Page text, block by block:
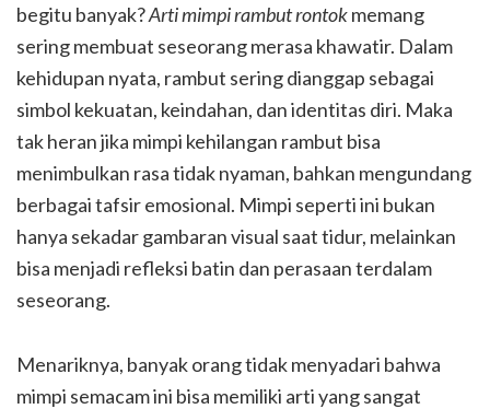
begitu banyak?Arti mimpi rambut rontokmemang
sering membuat seseorang merasa khawatir. Dalam
kehidupan nyata, rambut sering dianggap sebagai
simbol kekuatan, keindahan, dan identitas diri. Maka
tak heran jika mimpi kehilangan rambut bisa
menimbulkan rasa tidak nyaman, bahkan mengundang
berbagai tafsir emosional. Mimpi seperti ini bukan
hanya sekadar gambaran visual saat tidur, melainkan
bisa menjadi refleksi batin dan perasaan terdalam
seseorang.
Menariknya, banyak orang tidak menyadari bahwa
mimpi semacam ini bisa memiliki arti yang sangat